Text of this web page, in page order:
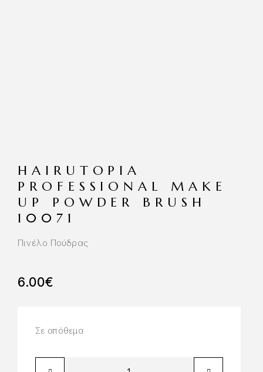
HAIRUTOPIA
PROFESSIONAL MAKE
UP POWDER BRUSH
10071
Πινέλο Πούδρας
6.00€
Σε απόθεμα